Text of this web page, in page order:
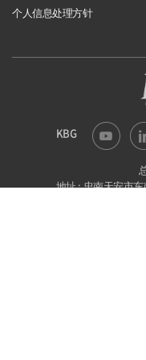
个人信息处理方针
KBG
地址 : 忠南天安市